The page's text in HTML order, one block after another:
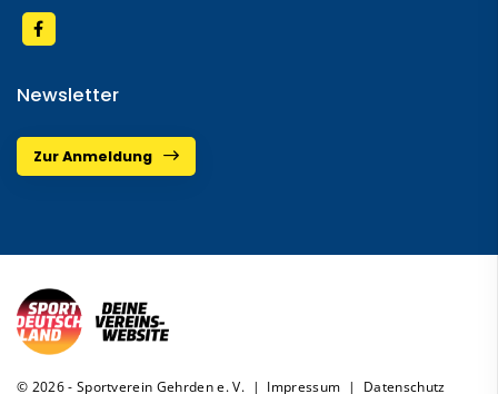
Newsletter
Zur Anmeldung
© 2026 - Sportverein Gehrden e. V. | Impressum | Datenschutz